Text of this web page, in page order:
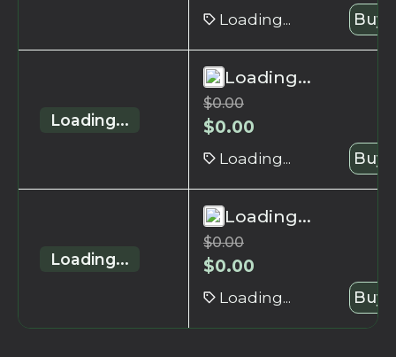
Loading... Buy
Loading...
Loading...
$0.00
$0.00
Loading... Buy
Loading...
Loading...
$0.00
$0.00
Loading... Buy